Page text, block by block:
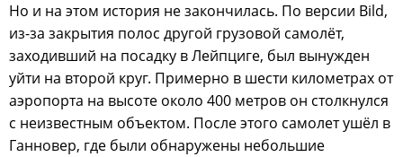
Но и на этом история не закончилась. По версии Bild,
из-за закрытия полос другой грузовой самолёт,
заходивший на посадку в Лейпциге, был вынужден
уйти на второй круг. Примерно в шести километрах от
аэропорта на высоте около 400 метров он столкнулся
с неизвестным объектом. После этого самолет ушёл в
Ганновер, где были обнаружены небольшие